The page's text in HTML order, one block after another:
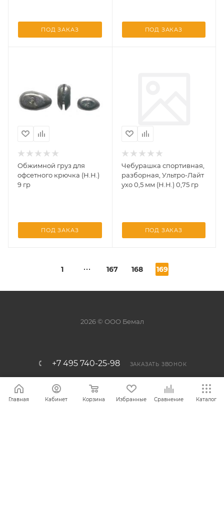
ПОД ЗАКАЗ ПОД ЗАКАЗ
Обжимной груз для
офсетного крючка (Н.Н.)
9 гр
ПОД ЗАКАЗ
Чебурашка спортивная,
разборная, Ультро-Лайт
ухо 0,5 мм (Н.Н.) 0,75 гр
ПОД ЗАКАЗ
1 167 168 169
2026 © ООО Бемал
+7 495 740-25-98 ЗАКАЗАТЬ ЗВОНОК
info@bemal.ru
г. Москва, 1-й Варшавский проезд,
Главная Кабинет Корзина Избранные Сравнение Каталог